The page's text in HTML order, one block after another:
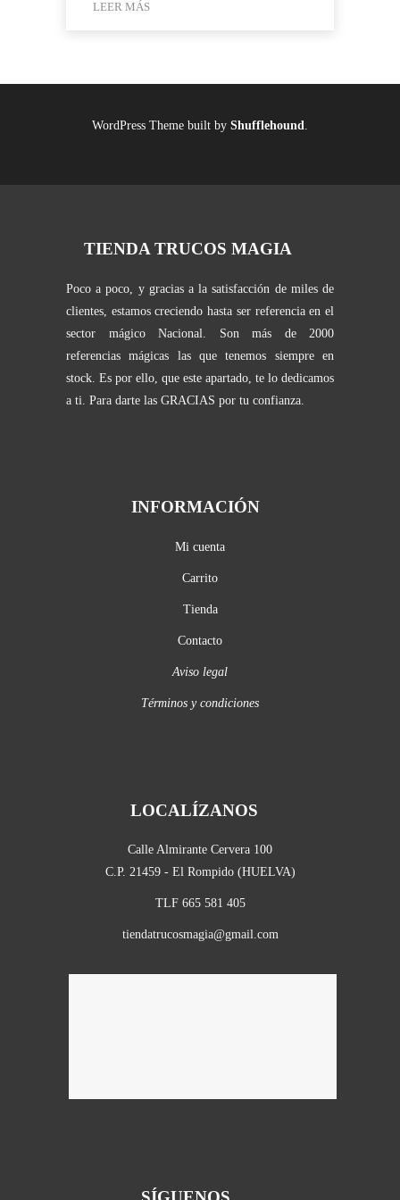
LEER MÁS
WordPress Theme built by Shufflehound.
TIENDA TRUCOS MAGIA
Poco a poco, y gracias a la satisfacción de miles de
clientes, estamos creciendo hasta ser referencia en el
sector mágico Nacional. Son más de 2000
referencias mágicas las que tenemos siempre en
stock. Es por ello, que este apartado, te lo dedicamos
a ti. Para darte las GRACIAS por tu confianza.
INFORMACIÓN
Mi cuenta
Carrito
Tienda
Contacto
Aviso legal
Términos y condiciones
LOCALÍZANOS
Calle Almirante Cervera 100
C.P. 21459 - El Rompido (HUELVA)
TLF 665 581 405
tiendatrucosmagia@gmail.com